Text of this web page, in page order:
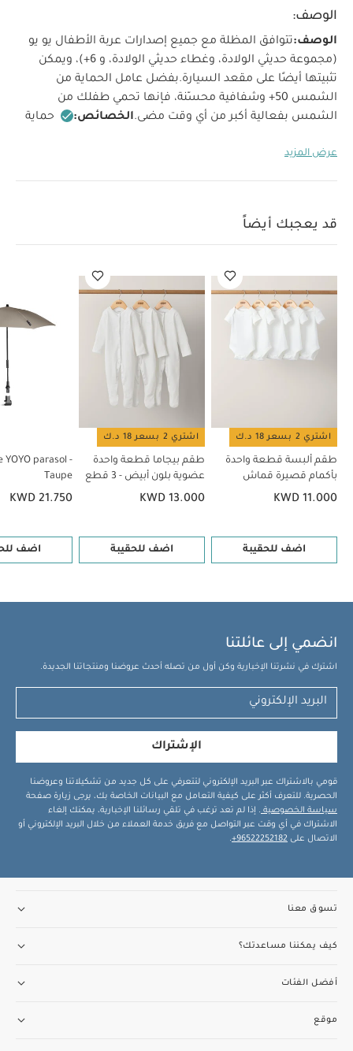
الوصف:
الوصف:تتوافق المظلة مع جميع إصدارات عربة الأطفال يو يو
(مجموعة حديثي الولادة، وغطاء حديثي الولادة، و 6+)، ويمكن
تثبيتها أيضًا على مقعد السيارة.بفضل عامل الحماية من
الشمس 50+ وشفافية محسّنة، فإنها تحمي طفلك من
الشمس بفعالية أكبر من أي وقت مضى.الخصائص:
حماية
بجميع الألوان
المشبك:
على عربة الأطفال إطار
طقم بيجاما قطعة واحدة عضوية بلون أبيض
Stokke YOYO parasol - Taupe
مظلة عربة أطفال ستوك يويو –
بيج بونبوينت وصلات فاردو لمقعد السيارة سايبكس/ ماكسي كوزي -
أسود
عرض المزيد
قد يعجبك أيضاً
اشتري 2 بسعر 18 د.ك
طقم ألبسة قطعة واحدة
بأكمام قصيرة قماش
عضوي بلون أبيض - 5 قطع
KWD 11.000
اضف للحقيبة
اشتري 2 بسعر 18 د.ك
طقم بيجاما قطعة واحدة
عضوية بلون أبيض - 3 قطع
KWD 13.000
اضف للحقيبة
YOYO parasol -
Taupe
KWD 21.750
اضف
انضمي إلى عائلتنا
اشترك في نشرتنا الإخبارية وكن أول من تصله أحدث عروضنا ومنتجاتنا الجديدة.
الإشتراك
قومي بالاشتراك عبر البريد الإلكتروني لتتعرفي على كل جديد من تشكيلاتنا وعروضنا
الحصرية. للتعرف أكثر على كيفية التعامل مع البيانات الخاصة بك، يرجى زيارة صفحة
سياسة الخصوصية . إذا لم تعد ترغب في تلقي رسائلنا الإخبارية، يمكنك إلغاء
الاشتراك في أي وقت عبر التواصل مع فريق خدمة العملاء من خلال البريد الإلكتروني أو
الاتصال على 96522252182+
.
تسوق معنا
كيف يمكننا مساعدتك؟
أفضل الفئات
موقع